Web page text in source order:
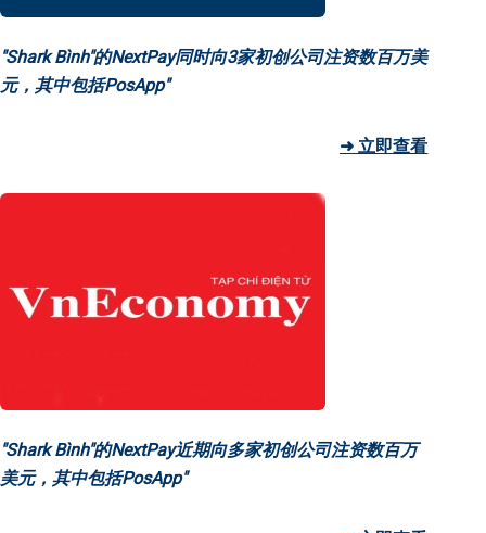
"Shark Bình"的NextPay同时向3家初创公司注资数百万美
元，其中包括PosApp"
➜ 立即查看
"Shark Bình"的NextPay近期向多家初创公司注资数百万
美元，其中包括PosApp"